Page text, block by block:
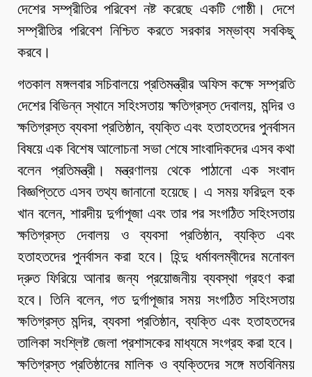
দেশের সম্প্রীতির পরিবেশ নষ্ট করেছে একটি গোষ্ঠী। দেশে
সম্প্রীতির পরিবেশ নিশ্চিত করতে সরকার সম্ভাব্য সবকিছু
করবে।
গতকাল মঙ্গলবার সচিবালয়ে প্রতিমন্ত্রীর অফিস কক্ষে সম্প্রতি
দেশের বিভিন্ন স্থানে সহিংসতায় ক্ষতিগ্রস্ত দেবালয়, মন্দির ও
ক্ষতিগ্রস্ত ব্যবসা প্রতিষ্ঠান, ব্যক্তি এবং হতাহতদের পুনর্বাসন
বিষয়ে এক বিশেষ আলোচনা সভা শেষে সাংবাদিকদের এসব কথা
বলেন প্রতিমন্ত্রী। মন্ত্রণালয় থেকে পাঠানো এক সংবাদ
বিজ্ঞপ্তিতে এসব তথ্য জানানো হয়েছে। এ সময় ফরিদুল হক
খান বলেন, শারদীয় দুর্গাপূজা এবং তার পর সংগঠিত সহিংসতায়
ক্ষতিগ্রস্ত দেবালয় ও ব্যবসা প্রতিষ্ঠান, ব্যক্তি এবং
হতাহতদের পুনর্বাসন করা হবে। হিন্দু ধর্মাবলম্বীদের মনোবল
দ্রুত ফিরিয়ে আনার জন্য প্রয়োজনীয় ব্যবস্থা গ্রহণ করা
হবে। তিনি বলেন, গত দুর্গাপূজার সময় সংগঠিত সহিংসতায়
ক্ষতিগ্রস্ত মন্দির, ব্যবসা প্রতিষ্ঠান, ব্যক্তি এবং হতাহতদের
তালিকা সংশ্লিষ্ট জেলা প্রশাসকের মাধ্যমে সংগ্রহ করা হবে।
ক্ষতিগ্রস্ত প্রতিষ্ঠানের মালিক ও ব্যক্তিদের সঙ্গে মতবিনিময়